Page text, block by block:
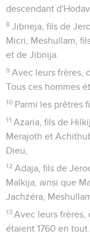
descendant
8 Jibneja, fils de
Micri, Meshullam,
et de Jibnija.
9 Avec leurs frères,
Tous ces hommes
10 Parmi les prêtres
11 Azaria, fils de
Merajoth et
Dieu,
12 Adaja, fils de
Malkija, ainsi que
Jachzéra,
13 Avec leurs frères,
étaient 1760 en